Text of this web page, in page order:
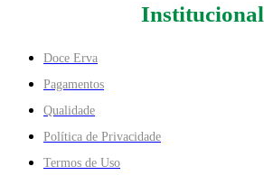
Institucional
Doce Erva
Pagamentos
Qualidade
Política de Privacidade
Termos de Uso